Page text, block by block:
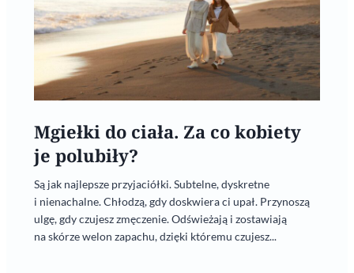
Mgiełki do ciała. Za co kobiety
je polubiły?
Są jak najlepsze przyjaciółki. Subtelne, dyskretne
i nienachalne. Chłodzą, gdy doskwiera ci upał. Przynoszą
ulgę, gdy czujesz zmęczenie. Odświeżają i zostawiają
na skórze welon zapachu, dzięki któremu czujesz...